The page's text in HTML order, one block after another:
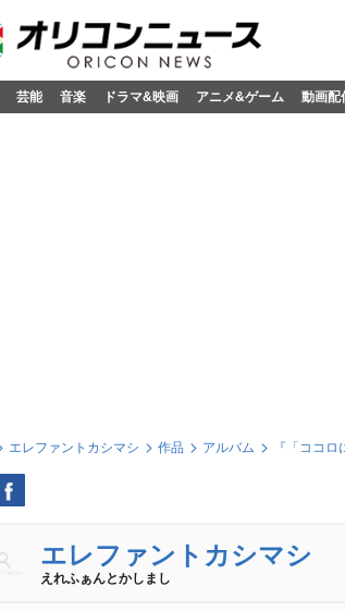
芸能 音楽 ドラマ&映画 アニメ&ゲーム 動画配
エレファントカシマシ 作品 アルバム 『「ココ
エレファントカシマシ
えれふぁんとかしまし